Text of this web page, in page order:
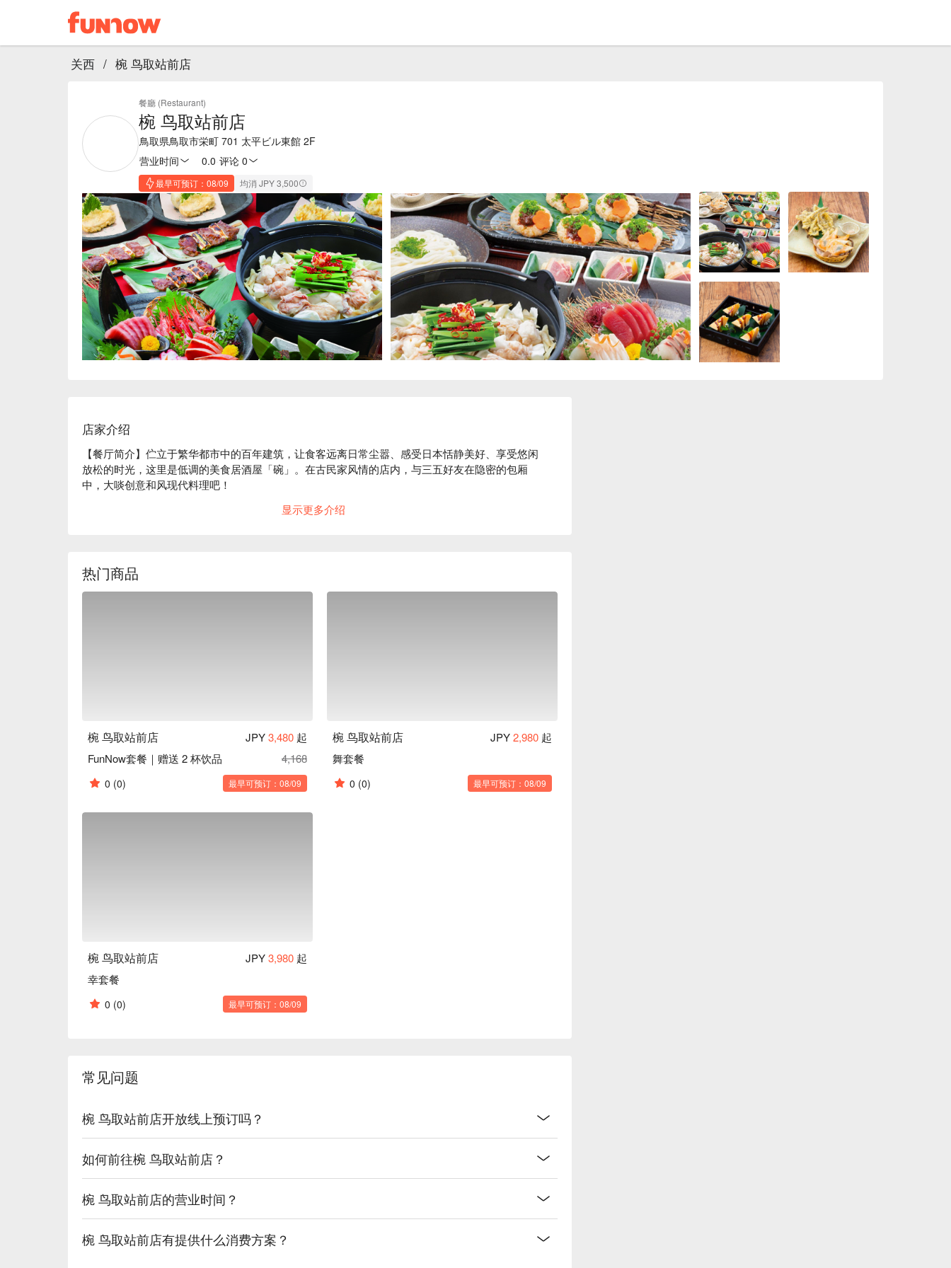
关西 / 椀 鸟取站前店
餐廳 (Restaurant)
椀 鸟取站前店
鳥取県鳥取市栄町 701 太平ビル東館 2F
营业时间
0.0 评论 0
最早可预订：08/09 均消 JPY 3,500
店家介绍
【餐厅简介】伫立于繁华都市中的百年建筑，让食客远离日常尘嚣、感受日本恬静美好、享受悠闲
放松的时光，这里是低调的美食居酒屋「碗」。在古民家风情的店内，与三五好友在隐密的包厢
中，大啖创意和风现代料理吧！
木质建材及暖色系照明，再以细竹及和服腰带等材料装饰店内，打造出纯和风的用餐空间。在匠人
【招牌菜色】
餐前沙拉：本店提供的餐前沙拉可免费续盘，还有多种口味沙拉酱任选搭配。饭前先用蔬菜垫肚
显示更多介绍
热门商品
椀 鸟取站前店 JPY3,480 起
FunNow套餐｜赠送 2 杯饮品
4,168
0 (0) 最早可预订：08/09
椀 鸟取站前店 JPY2,980 起
舞套餐
0 (0) 最早可预订：08/09
椀 鸟取站前店 JPY3,980 起
幸套餐
0 (0) 最早可预订：08/09
常见问题
椀 鸟取站前店开放线上预订吗？
如何前往椀 鸟取站前店？
椀 鸟取站前店的营业时间？
椀 鸟取站前店有提供什么消费方案？